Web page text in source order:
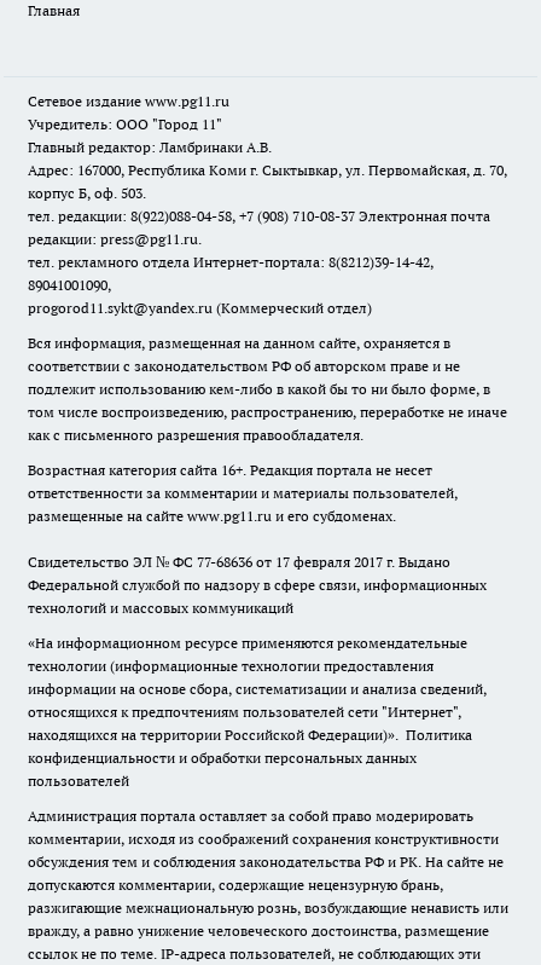
Главная
Сетевое издание www.pg11.ru
Учредитель: ООО "Город 11"
Главный редактор: Ламбринаки А.В.
Адрес: 167000, Республика Коми г. Сыктывкар, ул. Первомайская, д. 70,
корпус Б, оф. 503.
тел. редакции: 8(922)088-04-58, +7 (908) 710-08-37 Электронная почта
редакции: press@pg11.ru.
тел. рекламного отдела Интернет-портала: 8(8212)39-14-42,
89041001090,
progorod11.sykt@yandex.ru (Коммерческий отдел)
Вся информация, размещенная на данном сайте, охраняется в
соответствии с законодательством РФ об авторском праве и не
подлежит использованию кем-либо в какой бы то ни было форме, в
том числе воспроизведению, распространению, переработке не иначе
как с письменного разрешения правообладателя.
Возрастная категория сайта 16+. Редакция портала не несет
ответственности за комментарии и материалы пользователей,
размещенные на сайте www.pg11.ru и его субдоменах.
Свидетельство ЭЛ № ФС 77-68636 от 17 февраля 2017 г. Выдано
Федеральной службой по надзору в сфере связи, информационных
технологий и массовых коммуникаций
«На информационном ресурсе применяются рекомендательные
технологии (информационные технологии предоставления
информации на основе сбора, систематизации и анализа сведений,
относящихся к предпочтениям пользователей сети "Интернет",
находящихся на территории Российской Федерации)». Политика
конфиденциальности и обработки персональных данных
пользователей
Администрация портала оставляет за собой право модерировать
комментарии, исходя из соображений сохранения конструктивности
обсуждения тем и соблюдения законодательства РФ и РК. На сайте не
допускаются комментарии, содержащие нецензурную брань,
разжигающие межнациональную рознь, возбуждающие ненависть или
вражду, а равно унижение человеческого достоинства, размещение
ссылок не по теме. IP-адреса пользователей, не соблюдающих эти